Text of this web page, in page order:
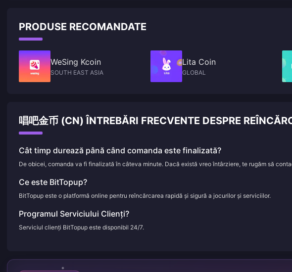
PRODUSE RECOMANDATE
WeSing Kcoin
SOUTH EAST ASIA
Lita Coin
GLOBAL
唱吧金币 (CN) ÎNTREBĂRI FRECVENTE DESPRE
Cât timp durează până când comanda este finalizată?
De obicei, comanda va fi finalizată în câteva minute. Dacă există vreo întârziere, te rugăm să
Ce este BitTopup?
BitTopup este o platformă online pentru reîncărcarea rapidă și sigură a jocurilor și serviciilor.
Programul Serviciului Clienți?
Serviciul clienți BitTopup este disponibil 24/7.